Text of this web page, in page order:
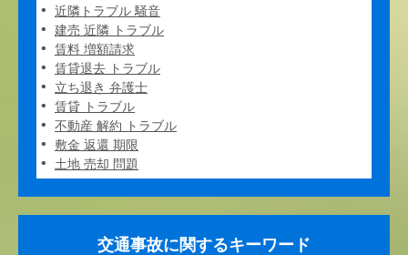
近隣トラブル 騒音
建売 近隣 トラブル
賃料 増額請求
賃貸退去 トラブル
立ち退き 弁護士
賃貸 トラブル
不動産 解約 トラブル
敷金 返還 期限
土地 売却 問題
交通事故に関するキーワード